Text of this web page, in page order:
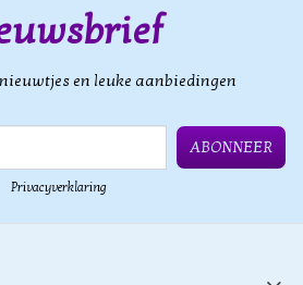
en leuke aanbiedingen
ABONNEER
Privacyverklaring